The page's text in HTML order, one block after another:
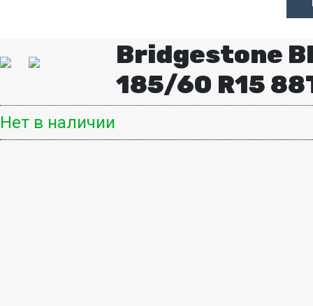
Bridgestone
185/60 R15
Нет в наличии